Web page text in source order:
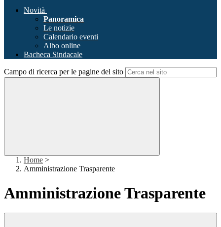
Novità
Panoramica
Le notizie
Calendario eventi
Albo online
Bacheca Sindacale
Campo di ricerca per le pagine del sito
Home >
Amministrazione Trasparente
Amministrazione Trasparente